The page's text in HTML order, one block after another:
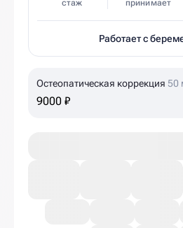
стаж принимает
Работает с
Остеопатическая коррекция 50
9000 ₽